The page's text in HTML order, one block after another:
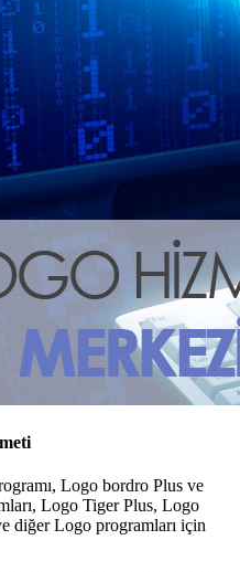
Logo bordro Plus ve
Logo Tiger Plus, Logo
diğer Logo programları için